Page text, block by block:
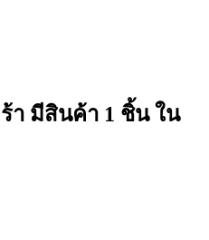
า มีสินค้า 1 ชิ้น ใน